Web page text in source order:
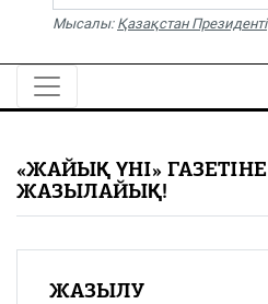
Спорт
Жалын
PDF
«Жайық үні» — 33 жыл
Каталог
Мысалы: Қазақстан Президенті
«ЖАЙЫҚ ҮНІ» ГАЗЕТІНЕ
ЖАЗЫЛАЙЫҚ!
ЖАЗЫЛУ